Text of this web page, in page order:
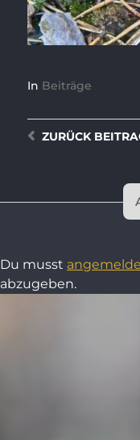
In Beiträge
ZURÜCK
Du musst
abzugeben.